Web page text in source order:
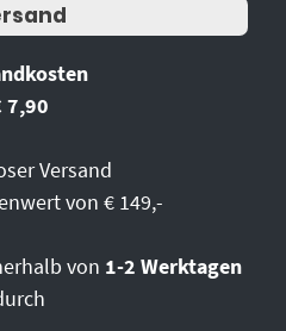
7,90
Versand
von € 149,-
von 1-2 Werktagen